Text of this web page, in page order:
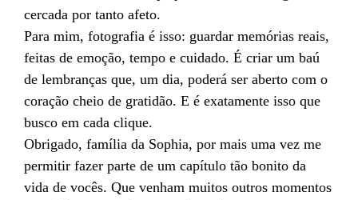
cercada por tanto afeto.
Para mim, fotografia é isso: guardar memórias reais,
feitas de emoção, tempo e cuidado. É criar um baú
de lembranças que, um dia, poderá ser aberto com o
coração cheio de gratidão. E é exatamente isso que
busco em cada clique.
Obrigado, família da Sophia, por mais uma vez me
permitir fazer parte de um capítulo tão bonito da
vida de vocês. Que venham muitos outros momentos